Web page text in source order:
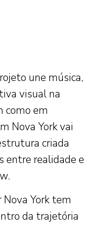
une música,
visual na
como em
Nova York vai
criada
entre realidade e
Nova York tem
da trajetória